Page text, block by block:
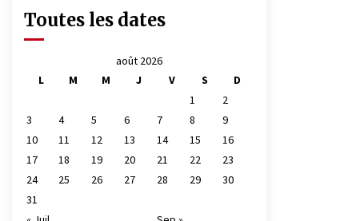
Toutes les dates
août 2026
L
M M J V S
D
1
2
3
4 5 6 7 8
9
10
11 12 13 14 15
16
17
18 19 20 21 22
23
24
25 26 27 28 29
30
31